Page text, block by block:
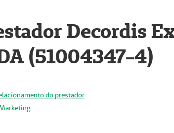
Decordis
(51004347-4)
do prestador